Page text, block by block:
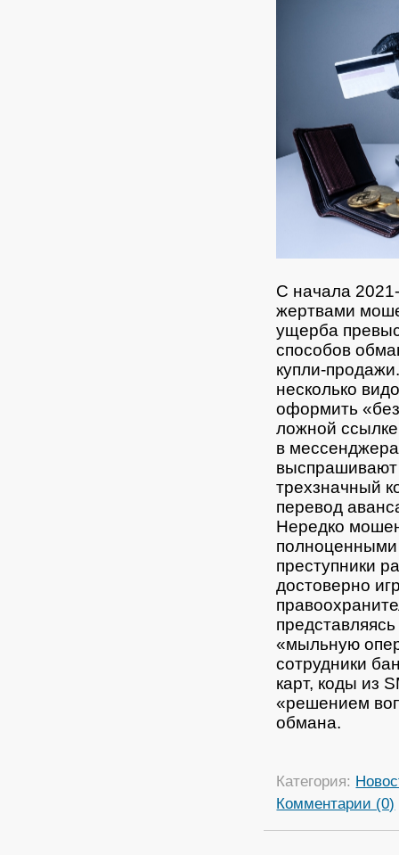
С начала
жертвами
ущерба
способов
купли-
несколько
оформить
ложной
в
выспрашивают
трехзначный
перевод
Нередко
преступники
достоверно
«мыльную
сотрудники
карт, коды из
«решением
обмана.
Категория:
Комментарии (0)